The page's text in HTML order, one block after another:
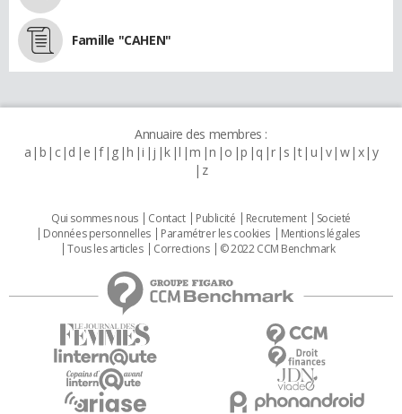
Famille "CAHEN"
Annuaire des membres :
a b c d e f g h i j k l m n o p q r s t u v w x y
z
Qui sommes nous Contact Publicité Recrutement
Societé
Données personnelles
Paramétrer les cookies
Mentions légales
Tous les articles
Corrections © 2022 CCM Benchmark